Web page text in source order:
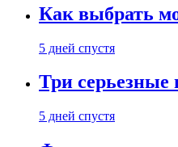
Как выбрать
5 дней спустя
Три
5 дней спустя